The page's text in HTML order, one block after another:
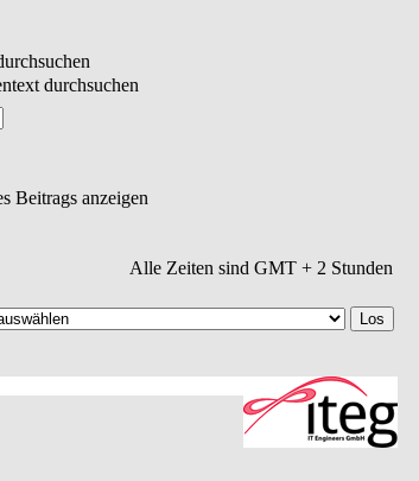
durchsuchen
Beitrags anzeigen
Alle Zeiten sind GMT + 2 Stunden